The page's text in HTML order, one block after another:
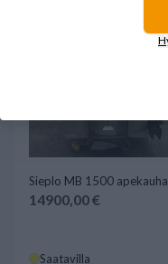
Sieplo MB 1500 apekauha
14900,00 €
Saatavilla